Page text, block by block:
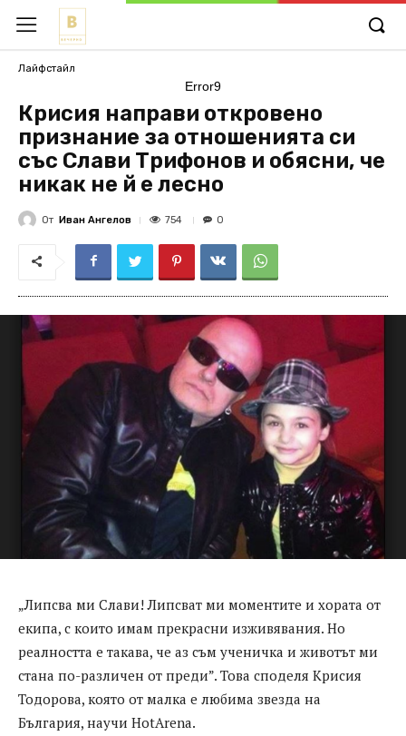
Лайфстайл
Error9
Крисия направи откровено
признание за отношенията си
със Слави Трифонов и обясни, че
никак не й е лесно
От Иван Ангелов 754 0
„Липсва ми Слави! Липсват ми моментите и хората от
екипа, с които имам прекрасни изживявания. Но
реалността е такава, че аз съм ученичка и животът ми
стана по-различен от преди”. Това споделя Крисия
Тодорова, която от малка е любима звезда на
България, научи HotArena.